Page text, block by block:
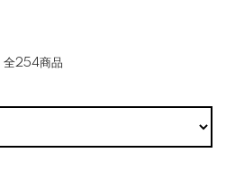
全254商品